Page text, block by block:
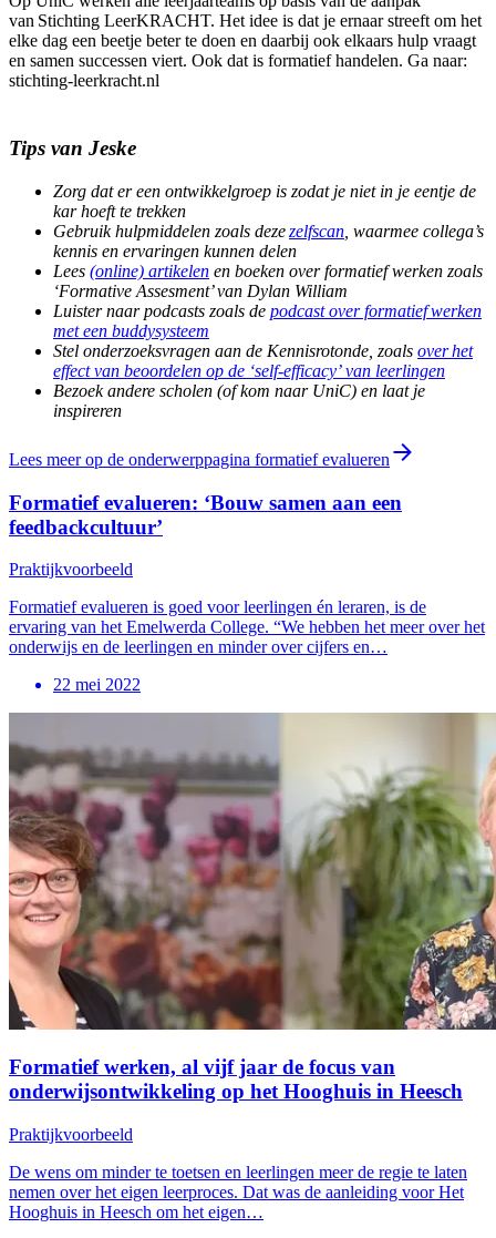
van Stichting LeerKRACHT. Het idee is dat je ernaar streeft om het
elke dag een beetje beter te doen en daarbij ook elkaars hulp vraagt
en samen successen viert. Ook dat is formatief handelen. Ga naar:
stichting-leerkracht.nl
Tips van Jeske
Zorg dat er een ontwikkelgroep is zodat je niet in je eentje de
kar hoeft te trekken
Gebruik hulpmiddelen zoals dezezelfscan , waarmee collega’s
kennis en ervaringen kunnen delen
Lees (online) artikelen en boeken over formatief werken zoals
‘Formative Assesment’ van Dylan William
Luister naar podcasts zoals de podcast over formatief werken
met een buddysysteem
Stel onderzoeksvragen aan de Kennisrotonde, zoals over het
effect van beoordelen op de ‘self-efficacy’ van leerlingen
Bezoek andere scholen (of kom naar UniC) en laat je
inspireren
Lees meer op de onderwerppagina formatief evalueren
Formatief evalueren: ‘Bouw samen aan een
feedbackcultuur’
Praktijkvoorbeeld
Formatief evalueren is goed voor leerlingen én leraren, is de
ervaring van het Emelwerda College. “We hebben het meer over het
onderwijs en de leerlingen en minder over cijfers en…
22 mei 2022
Formatief werken, al vijf jaar de focus van
onderwijsontwikkeling op het Hooghuis in Heesch
Praktijkvoorbeeld
De wens om minder te toetsen en leerlingen meer de regie te laten
nemen over het eigen leerproces. Dat was de aanleiding voor Het
Hooghuis in Heesch om het eigen…